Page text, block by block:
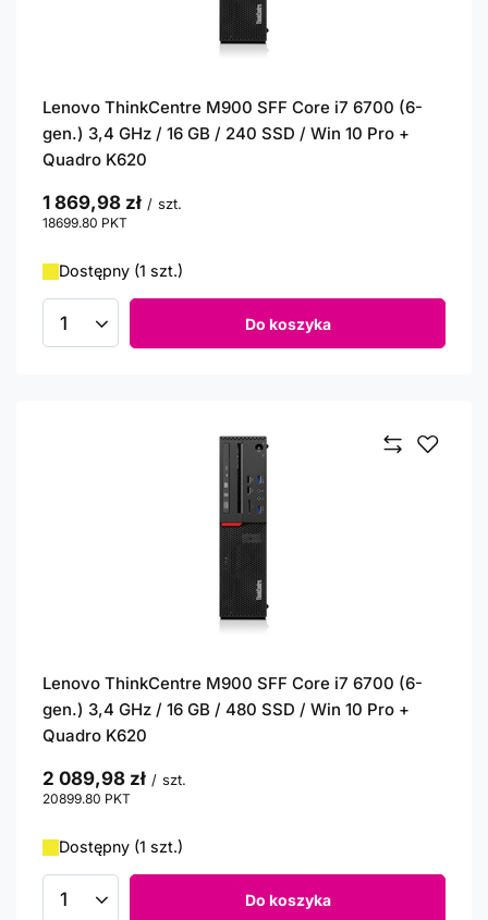
Lenovo ThinkCentre M900 SFF Core i7 6700 (6-
gen.) 3,4 GHz / 16 GB / 240 SSD / Win 10 Pro +
Quadro K620
1 869,98 zł / szt.
18699.80 PKT
Dostępny (1 szt.)
Ilość produktów Do koszyka
Lenovo ThinkCentre M900 SFF Core i7 6700 (6-
gen.) 3,4 GHz / 16 GB / 480 SSD / Win 10 Pro +
Quadro K620
2 089,98 zł / szt.
20899.80 PKT
Dostępny (1 szt.)
Ilość produktów Do koszyka